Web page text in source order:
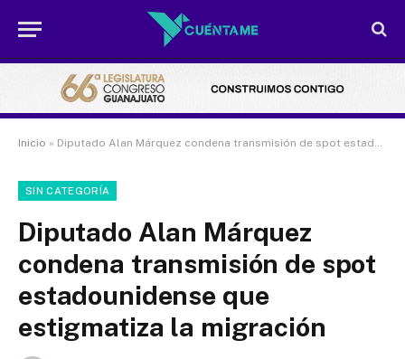
Inicio » Diputado Alan Márquez condena transmisión de spot estadounidense que estigmatiza la migración
SIN CATEGORÍA
Diputado Alan Márquez
condena transmisión de spot
estadounidense que
estigmatiza la migración